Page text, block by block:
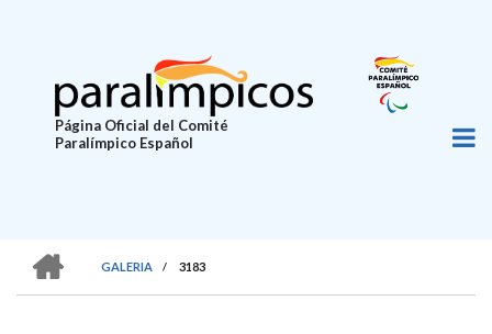
principal
Página Oficial del Comité
Paralímpico Español
SOBRESCRIBIR
GALERIA
/ 3183